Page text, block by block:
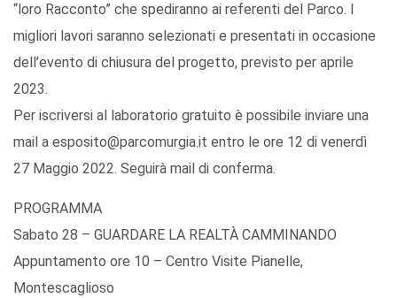
“loro Racconto” che spediranno ai referenti del Parco. I
migliori lavori saranno selezionati e presentati in occasione
dell’evento di chiusura del progetto, previsto per aprile
2023.
Per iscriversi al laboratorio gratuito è possibile inviare una
mail a esposito@parcomurgia.it entro le ore 12 di venerdì
27 Maggio 2022. Seguirà mail di conferma.
PROGRAMMA
Sabato 28 – GUARDARE LA REALTÀ CAMMINANDO
Appuntamento ore 10 – Centro Visite Pianelle,
Montescaglioso